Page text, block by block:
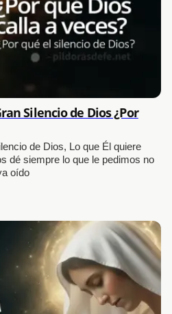
Silencio de Dios ¿Por
de Dios, Lo que Él quiere
dé siempre lo que le pedimos no
oído